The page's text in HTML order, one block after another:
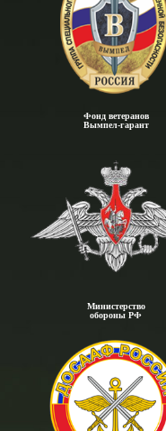
Фонд ветеранов
Вымпел-гарант
Министерство
обороны РФ